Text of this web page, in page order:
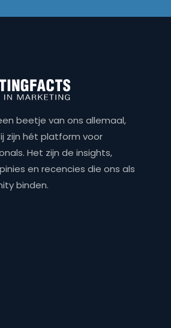
beetje van ons allemaal,
zijn hét platform voor
Het zijn de insights,
en recencies die ons als
binden.